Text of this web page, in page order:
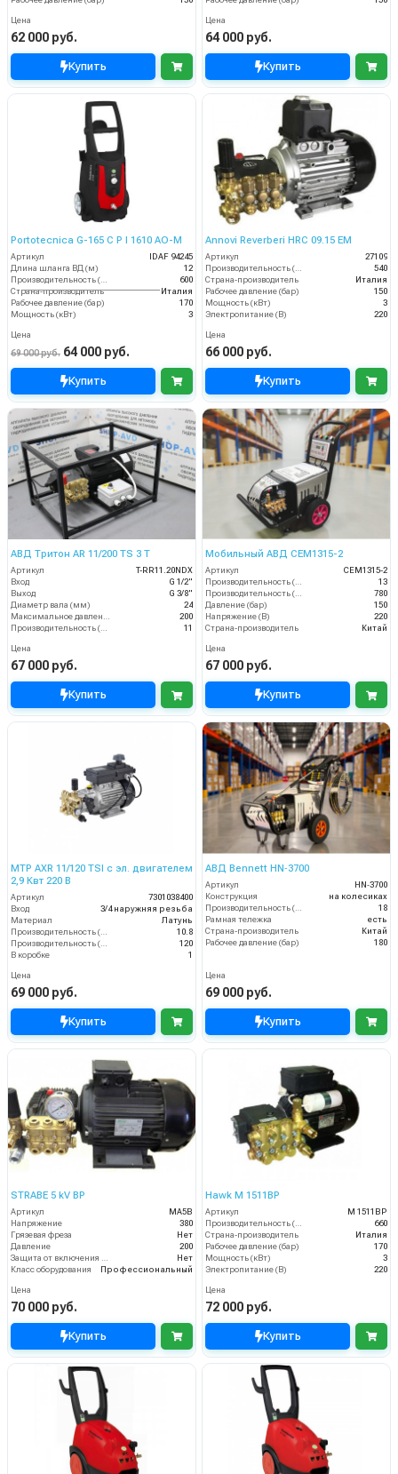
Цена
62 000 руб.
Купить
Цена
64 000 руб.
Купить
Portotecnica G-165 C P I 1610 AO-M
Артикул
IDAF 94245
Длина шланга ВД (м)
12
600
Страна-производитель
Италия
Рабочее давление (бар)
170
Мощность (кВт)
3
Цена
69 000 руб. 64 000 руб.
Купить
Annovi Reverberi HRC 09.15 EM
Артикул
27109
540
Страна-производитель
Италия
Рабочее давление (бар)
150
Мощность (кВт)
3
Электропитание (В)
220
Цена
66 000 руб.
Купить
АВД Тритон AR 11/200 TS 3 T
Артикул
T-RR11.20NDX
Вход
G 1/2"
Выход
G 3/8"
Диаметр вала (мм)
24
Максимальное давление (бар)
200
Производительность (л/мин)
11
Цена
67 000 руб.
Купить
Мобильный АВД CEM1315-2
Артикул
CEM1315-2
Производительность (л/мин)
13
Производительность (л/ч)
780
Давление (бар)
150
Напряжение (В)
220
Страна-производитель
Китай
Цена
67 000 руб.
Купить
MTP AXR 11/120 TSI с эл. двигателем
2,9 Квт 220 В
Артикул
7301038400
Вход
3/4 наружняя резьба
Материал
Латунь
10.8
120
В коробке
1
Цена
69 000 руб.
Купить
АВД Bennett HN‑3700
Артикул
HN‑3700
Конструкция
на колесиках
18
Рамная тележка
есть
Страна-производитель
Китай
Рабочее давление (бар)
180
Цена
69 000 руб.
Купить
STRABE 5 kV BP
Артикул
MA5B
Напряжение
380
Грязевая фреза
Нет
Давление
200
Нет
Класс оборудования
Профессиональный
Цена
70 000 руб.
Купить
Hawk M 1511BP
Артикул
M 1511BP
660
Страна-производитель
Италия
Рабочее давление (бар)
170
Мощность (кВт)
3
Электропитание (В)
220
Цена
72 000 руб.
Купить